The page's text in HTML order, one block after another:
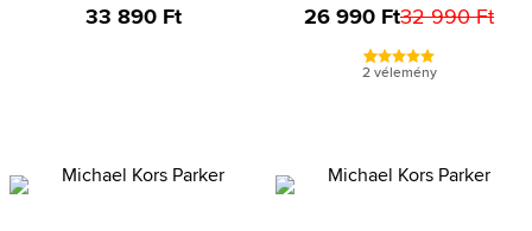
33 890 Ft 26 990 Ft32 990 Ft
2 vélemény